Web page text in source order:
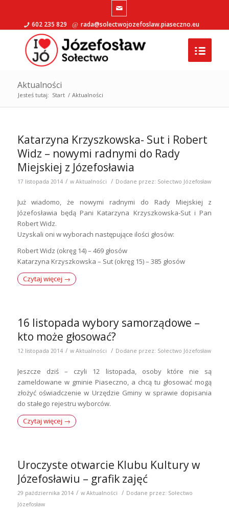
602 235 829 rada@solectwojozefoslaw.piaseczno.eu
Aktualności
Jesteś tutaj: Start / Aktualności
Katarzyna Krzyszkowska- Sut i Robert
Widz – nowymi radnymi do Rady
Miejskiej z Józefosławia
17 listopada 2014 / w Aktualności / Dodane przez: Sołectwo Józefosław
Już wiadomo, że nowymi radnymi do Rady Miejskiej z
Józefosławia będą Pani Katarzyna Krzyszkowska-Sut i Pan
Robert Widz.
Uzyskali oni w wyborach następujące ilości głosów:
Robert Widz (okręg 14) – 469 głosów
Katarzyna Krzyszkowska – Sut (okręg 15) – 385 głosów
Czytaj więcej →
16 listopada wybory samorządowe –
kto może głosować?
12 listopada 2014 / w Aktualności / Dodane przez: Sołectwo Józefosław
Jeszcze dziś – czyli 12 listopada, osoby które nie są
zameldowane w gminie Piaseczno, a chcą tu głosować mogą
złożyć oświadczenie w Urzędzie Gminy w sprawie dopisania
do stałego rejestru wyborców.
Czytaj więcej →
Uroczyste otwarcie Klubu Kultury w
Józefosławiu – grafik zajęć
29 października 2014 / w Aktualności / Dodane przez: Sołectwo
Józefosław